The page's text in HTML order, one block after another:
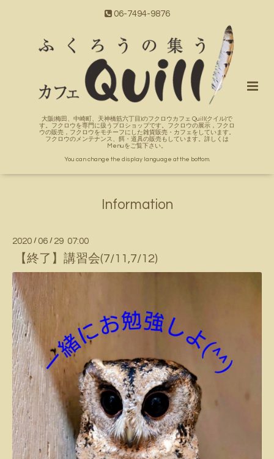
06-7494-9876
大阪(梅田、中崎町、天神橋筋六丁目)のフクロウカフェ Quill(クイル)で
す。フクロウを専門に扱うプロショップです。フクロウの展示，フクロ
ウの販売，フクロウをモチーフにした雑貨販売・カフェをしています。
フクロウのメンテナンス、餌・道具の販売もしています。詳しくは
Menuをご覧下さい。
You can change the display language at the bottom.
Information
2020 / 06 / 29 07:00
【終了】講習会(7/11,7/12)